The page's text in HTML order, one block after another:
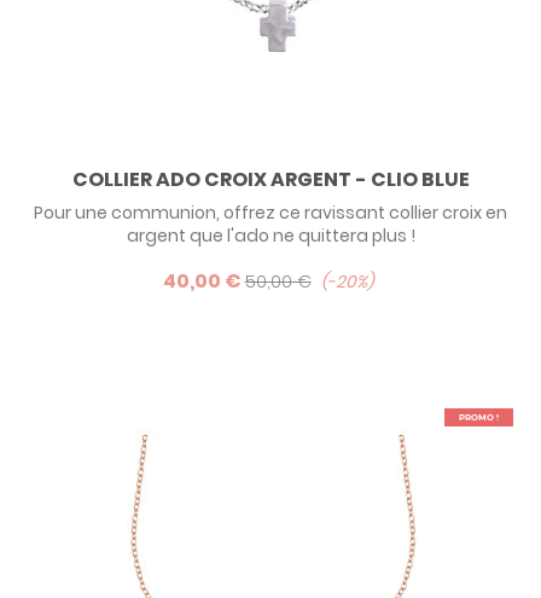
COLLIER ADO CROIX ARGENT - CLIO BLUE
Pour une communion, offrez ce ravissant collier croix en
argent que l'ado ne quittera plus !
40,00 €50,00 € -20%
PROMO !